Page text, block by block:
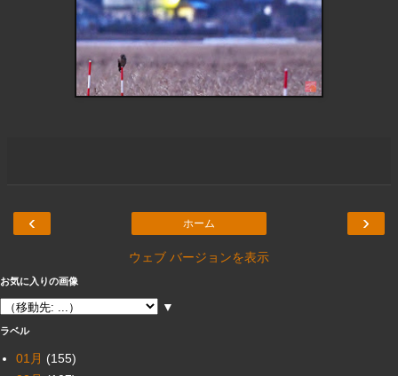
‹ ›
ホーム
ウェブ バージョンを表示
お気に入りの画像
▼
ラベル
01月 (155)